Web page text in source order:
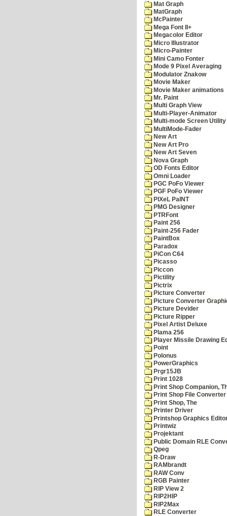
Mat Graph
MatGraph
McPainter
Mega Font II+
Megacolor Editor
Micro Illustrator
Micro-Painter
Mini Camo Fonter
Mode 9 Pixel Averaging
Modulator Znakow
Movie Maker
Movie Maker animations
Mr. Paint
Multi Graph View
Multi-Player-Animator
Multi-mode Screen Utility
MultiMode-Fader
New Art
New Art Pro
New Art Seven
Nova Graph
OD Fonts Editor
Omni Loader
PGC PoFo Viewer
PGF PoFo Viewer
PIXeL PaINT
PMG Designer
PTRFont
Paint 256
Paint-256 Fader
PaintBox
Paradox
PiCon C64
Picasso
Piccon
Pictility
Pictrix
Picture Converter
Picture Converter
Picture Devider
Picture Ripper
Pixel Artist Deluxe
Plama 256
Player Missile Drawing
Point
Polonus
PowerGraphics
Prgr15JB
Print 1028
Print Shop Companion,
Print Shop File Converter
Print Shop, The
Printer Driver
Printshop Graphics
Printwiz
Projektant
Public Domain RLE
Qpeg
R-Draw
RAMbrandt
RAW Conv
RGB Painter
RIP View 2
RIP2HIP
RIP2Max
RLE Converter